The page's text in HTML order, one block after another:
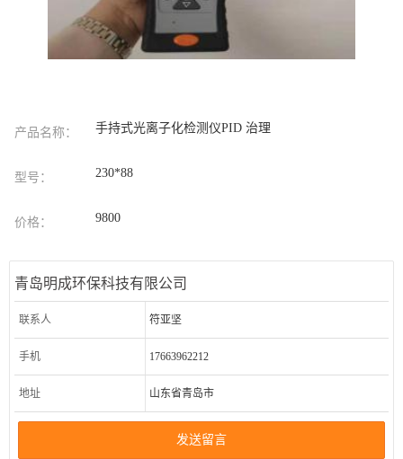
产品名称： 手持式光离子化检测仪PID 治理
型号： 230*88
价格： 9800
青岛明成环保科技有限公司
联系人 符亚坚
手机 17663962212
地址 山东省青岛市
发送留言